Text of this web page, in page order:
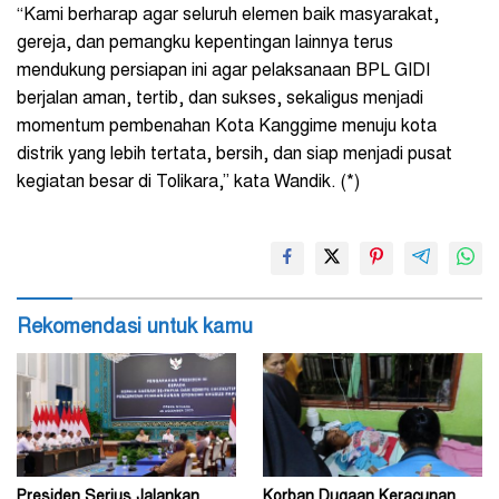
“Kami berharap agar seluruh elemen baik masyarakat,
gereja, dan pemangku kepentingan lainnya terus
mendukung persiapan ini agar pelaksanaan BPL GIDI
berjalan aman, tertib, dan sukses, sekaligus menjadi
momentum pembenahan Kota Kanggime menuju kota
distrik yang lebih tertata, bersih, dan siap menjadi pusat
kegiatan besar di Tolikara,” kata Wandik. (*)
Rekomendasi untuk kamu